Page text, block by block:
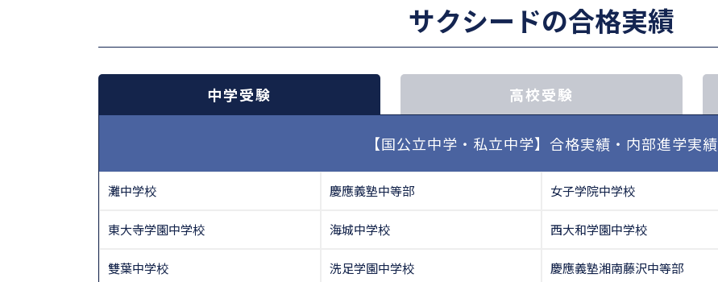
サクシードの合格実績
中学受験 高校受験
【国公立中学・私立中学】合格実績・内部進学実績
灘中学校 慶應義塾中等部 女子学院中学校
東大寺学園中学校 海城中学校 西大和学園中学校
雙葉中学校 洗足学園中学校 慶應義塾湘南藤沢中等部